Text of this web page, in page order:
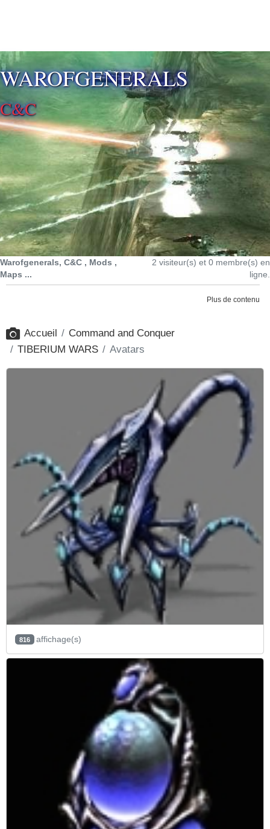
WAROFGENERALS
C&C
Warofgenerals, C&C , Mods ,
Maps ...
2 visiteur(s) et 0 membre(s) en
ligne.
Plus de contenu
Accueil
Command and Conquer
TIBERIUM WARS
Avatars
816 affichage(s)